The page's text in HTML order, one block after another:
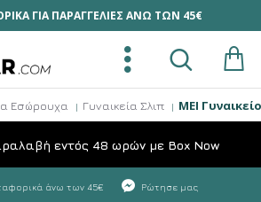
ΓΙΑ ΠΑΡΑΓΓΕΛΙΕΣ ΑΝΩ ΤΩΝ 45€
Εσώρουχα Γυναικεία Σλιπ MEI
εντός 48 ωρών με Box Now
άνω των 45€ Ρώτησε μας